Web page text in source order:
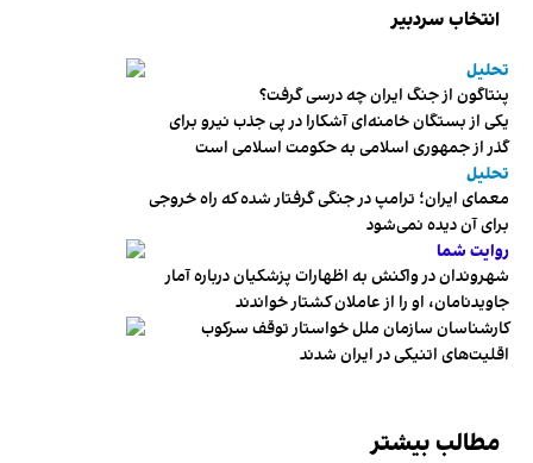
انتخاب سردبیر
تحلیل
پنتاگون از جنگ ایران چه درسی گرفت؟
یکی از بستگان خامنه‌ای آشکارا در پی جذب نیرو برای
گذر از جمهوری اسلامی به حکومت اسلامی است
تحلیل
معمای ایران؛ ترامپ در جنگی گرفتار شده که راه خروجی
برای آن دیده نمی‌شود
روایت شما
شهروندان در واکنش به اظهارات پزشکیان درباره آمار
جاویدنامان، او را از عاملان کشتار خواندند
کارشناسان سازمان ملل خواستار توقف سرکوب
اقلیت‌های اتنیکی در ایران شدند
مطالب بیشتر